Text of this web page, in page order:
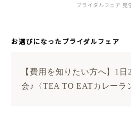
ブライダルフェア 見
お選びになったブライダルフェア
【費用を知りたい方へ】1
会♪〈TEA TO EATカレーラ